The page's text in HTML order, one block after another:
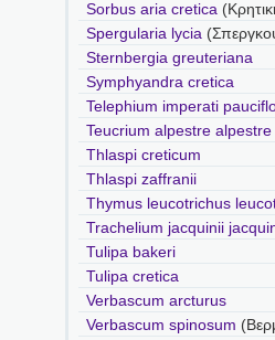
Sorbus aria cretica
Spergularia lycia
Sternbergia greuteriana
Symphyandra cretica
Telephium imperati
Teucrium alpestre alpestre
Thlaspi creticum
Thlaspi zaffranii
Thymus leucotrichus
Trachelium jacquinii
Tulipa bakeri
Tulipa cretica
Verbascum arcturus
Verbascum spinosum